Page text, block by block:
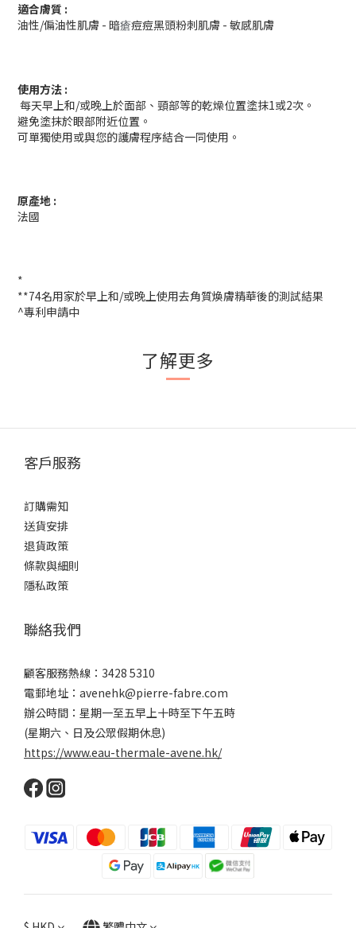
適合膚質 :
油性/偏油性肌膚 - 暗瘡痘痘黑頭粉刺肌膚 - 敏感肌膚
使用方法 :
每天早上和/或晚上於面部、頸部等的乾燥位置塗抹1或2次。
避免塗抹於眼部附近位置。
可單獨使用或與您的護膚程序結合一同使用。
原產地 :
法國
*
**74名用家於早上和/或晚上使用去角質煥膚精華後的測試結果
^專利申請中
了解更多
客戶服務
訂購需知
送貨安排
退貨政策
條款與細則
隱私政策
聯絡我們
顧客服務熱線：3428 5310
電郵地址：avenehk@pierre-fabre.com
辦公時間：星期一至五早上十時至下午五時
(星期六、日及公眾假期休息)
https://www.eau-thermale-avene.hk/